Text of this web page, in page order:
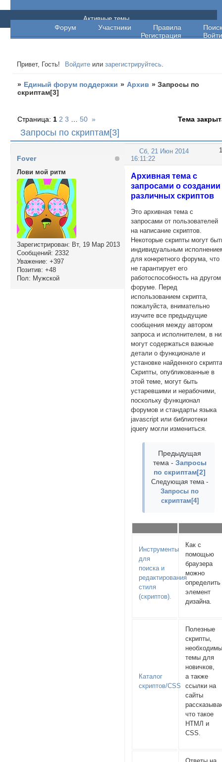
Единый форум поддержки
Форум Участники Правила
Поиск
Регистрация
Войти
Активные темы
Привет, Гость! Войдите илизарегистрируйтесь.
» Единый форум поддержки » Архив »Запросы по
скриптам[3]
Запросы по скриптам[3]
Страница: 1 2 3 50 » Тема
1
Сб, 21 Июн 2014
16:11:22
Fover
Лови мой ритм
Зарегистрирован: Вт, 19 Мар 2013
Сообщений: 2332
Уважение: +397
Позитив: +48
Пол: Мужской
Архивная тема с
запросами о создании
различных скриптов
Это архивная тема с
запросами от пользователей
на написание скриптов.
Некоторые скрипты могут
индивидуальным
для конкретного форума, что
не гарантирует его
работоспособность на другом
форуме. Перед
использованием скрипта,
пожалуйста, внимательно
изучите все предыдущие
сообщения между автором
запроса и исполнителем, в
могут содержаться важные
детали о функционале и
установке найденного
Скрипты, опубликованные в
этой теме, могут быть
устаревшими и нерабочими,
поскольку функционал
форумов и стандарты языка
javascript или библиотеки
jquery могли измениться.
Предыдущая
тема - Запросы
по скриптам[2]
Следующая тема -
Запросы по
скриптам[4]
Инструменты
для
поиска и
редактирования
стиля
(скриптов).
Как с
помощью
браузера
можно
определить
элемент
дизайна.
Каталог
скриптов/CSS
Полезные
скрипты,
темы для
новичков,
а также
ссылки на
сайты
что такое
НТМЛ и
CSS.